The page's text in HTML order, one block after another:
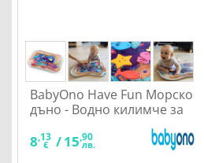
BabyOno Have Fun Морско
дъно - Водно килимче за
8,13
€ /15,90
лв.